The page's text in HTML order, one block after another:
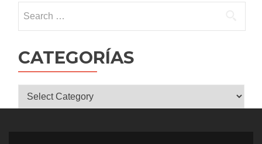
for:
CATEGORÍAS
CATEGORÍAS